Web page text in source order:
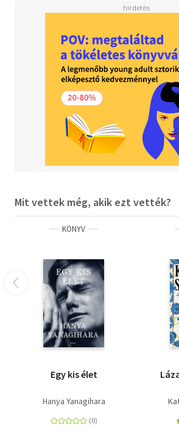
Mit vettek még, akik ezt vették?
KÖNYV
Egy kis élet
Hanya Yanagihara